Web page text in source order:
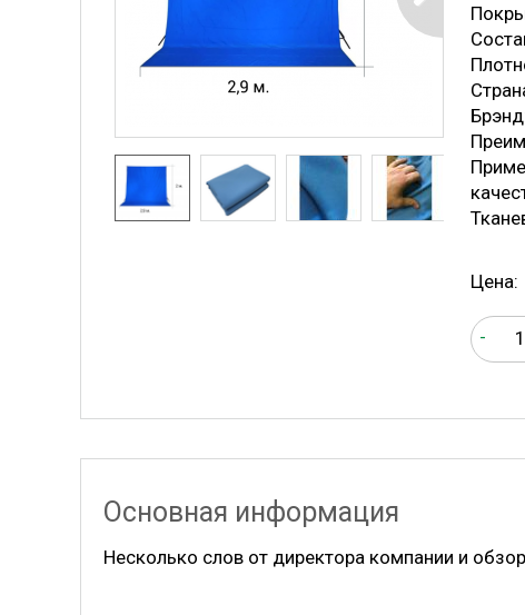
Цена:
-
Основная информация
Несколько слов от директора компании и